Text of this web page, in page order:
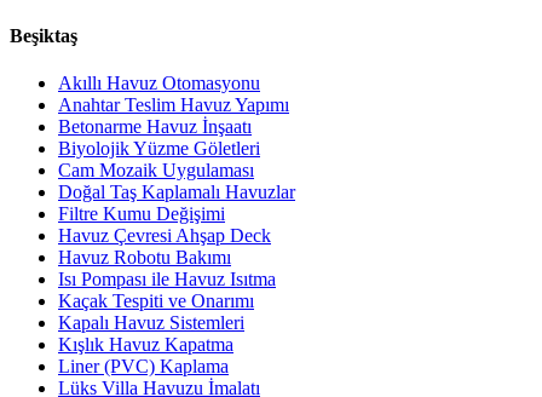
Beşiktaş
Akıllı Havuz Otomasyonu
Anahtar Teslim Havuz Yapımı
Betonarme Havuz İnşaatı
Biyolojik Yüzme Göletleri
Cam Mozaik Uygulaması
Doğal Taş Kaplamalı Havuzlar
Filtre Kumu Değişimi
Havuz Çevresi Ahşap Deck
Havuz Robotu Bakımı
Isı Pompası ile Havuz Isıtma
Kaçak Tespiti ve Onarımı
Kapalı Havuz Sistemleri
Kışlık Havuz Kapatma
Liner (PVC) Kaplama
Lüks Villa Havuzu İmalatı